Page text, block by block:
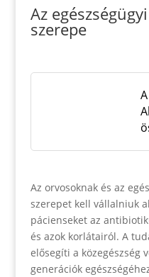
Az
szerepe
Az orvosoknak és az
szerepet kell vállalniuk
pácienseket az
és azok korlátairól. A
elősegíti a közegészség
generációk